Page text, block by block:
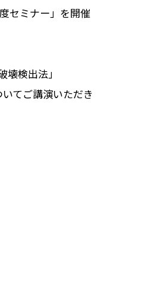
セミナー」を開催
検出法」
てご講演いただき